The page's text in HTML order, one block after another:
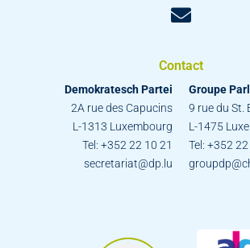
Contact
Demokratesch Partei
2A rue des Capucins
L-1313 Luxembourg
Tel: +352 22 10 21
secretariat@dp.lu
Groupe
9 rue du St.
L-1475
Tel: +352